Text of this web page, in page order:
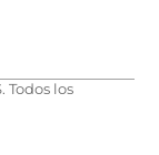
Todos los